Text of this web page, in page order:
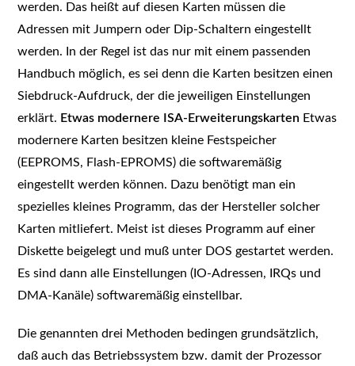
werden. Das heißt auf diesen Karten müssen die
Adressen mit Jumpern oder Dip-Schaltern eingestellt
werden. In der Regel ist das nur mit einem passenden
Handbuch möglich, es sei denn die Karten besitzen einen
Siebdruck-Aufdruck, der die jeweiligen Einstellungen
erklärt. Etwas modernere ISA-Erweiterungskarten Etwas
modernere Karten besitzen kleine Festspeicher
(EEPROMS, Flash-EPROMS) die softwaremäßig
eingestellt werden können. Dazu benötigt man ein
spezielles kleines Programm, das der Hersteller solcher
Karten mitliefert. Meist ist dieses Programm auf einer
Diskette beigelegt und muß unter DOS gestartet werden.
Es sind dann alle Einstellungen (IO-Adressen, IRQs und
DMA-Kanäle) softwaremäßig einstellbar.
Die genannten drei Methoden bedingen grundsätzlich,
daß auch das Betriebssystem bzw. damit der Prozessor